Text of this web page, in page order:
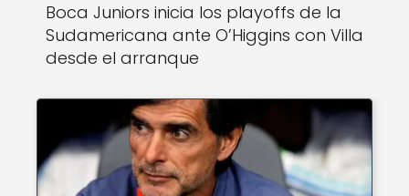
Boca Juniors inicia los playoffs de la
Sudamericana ante O’Higgins con Villa
desde el arranque